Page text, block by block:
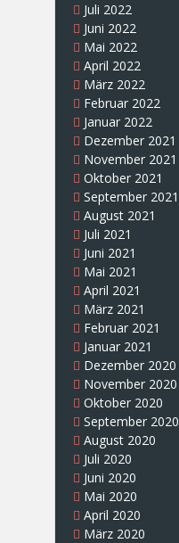
Juli 2022
Juni 2022
Mai 2022
April 2022
März 2022
Februar 2022
Januar 2022
Dezember 2021
November 2021
Oktober 2021
September 2021
August 2021
Juli 2021
Juni 2021
Mai 2021
April 2021
März 2021
Februar 2021
Januar 2021
Dezember 2020
November 2020
Oktober 2020
September 2020
August 2020
Juli 2020
Juni 2020
Mai 2020
April 2020
März 2020